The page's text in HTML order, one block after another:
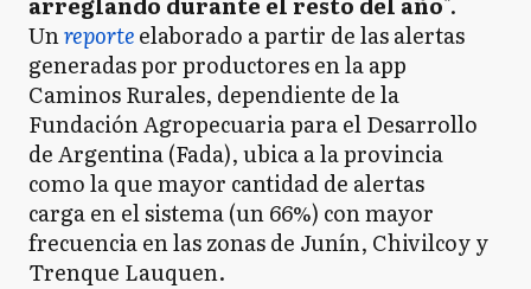
Unreporteelaborado a partir de las alertas
generadas por productores en la app
Caminos Rurales, dependiente de la
Fundación Agropecuaria para el Desarrollo
de Argentina (Fada), ubica a la provincia
como la que mayor cantidad de alertas
carga en el sistema (un 66%) con mayor
frecuencia en las zonas de Junín, Chivilcoy y
Trenque Lauquen.